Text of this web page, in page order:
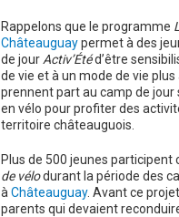
Rappelons que le programme
Châteauguaypermet à des
de jour Activ’Étéd’être
de vie et à un mode de vie
prennent part au camp de jour
en vélo pour profiter des
territoire châteauguois.
Plus de 500 jeunes participent
de vélodurant la période des
à Châteauguay. Avant ce
parents qui devaient